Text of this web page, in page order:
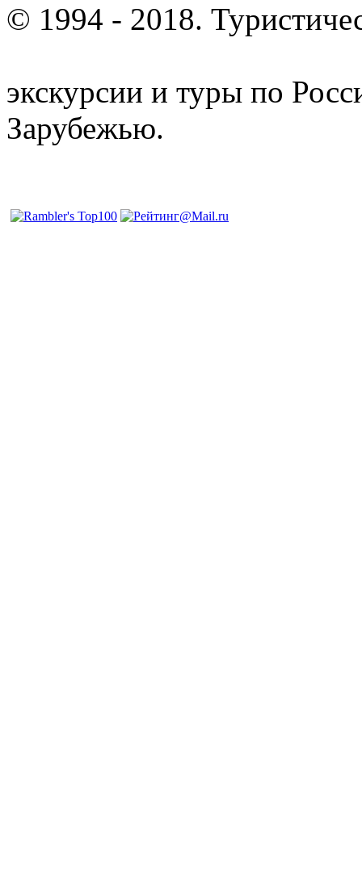
© 1994 - 2018.
экскурсии и туры по
Зарубежью.